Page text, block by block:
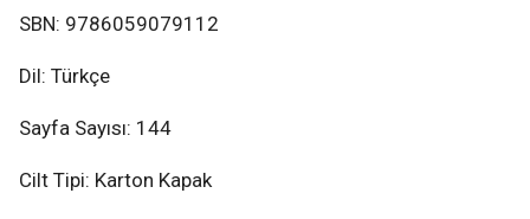
SBN: 9786059079112
Dil: Türkçe
Sayfa Sayısı: 144
Cilt Tipi: Karton Kapak